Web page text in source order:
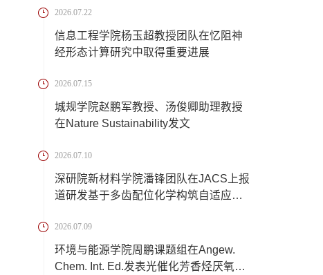
2026.07.22
信息工程学院杨玉超教授团队在忆阻神
经形态计算研究中取得重要进展
2026.07.15
城规学院赵鹏军教授、汤俊卿助理教授
在Nature Sustainability发文
2026.07.10
深研院新材料学院潘锋团队在JACS上报
道研发基于多齿配位化学构筑自适应离
2026.07.09
环境与能源学院周鹏课题组在Angew.
Chem. Int. Ed.发表光催化芳香烃厌氧转